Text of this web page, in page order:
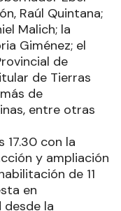
Raúl Quintana;
Malich; la
Giménez; el
de
de Tierras
de
entre otras
17.30 con la
y ampliación
de 11
en
la